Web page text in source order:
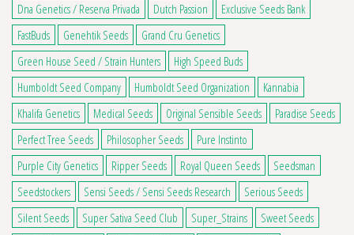
Dna Genetics / Reserva Privada
Dutch Passion
Exclusive Seeds Bank
FastBuds
Genehtik Seeds
Grand Cru Genetics
Green House Seed / Strain Hunters
High Speed Buds
Humboldt Seed Company
Humboldt Seed Organization
Kannabia
Khalifa Genetics
Medical Seeds Original Sensible Seeds
Paradise Seeds
Perfect Tree Seeds
Philosopher Seeds
Pure Instinto
Purple City Genetics
Ripper Seeds Royal Queen Seeds
Seedsman
Seedstockers
Sensi Seeds / Sensi Seeds Research
Serious Seeds
Silent Seeds
Super Sativa Seed Club Super_Strains
Sweet Seeds